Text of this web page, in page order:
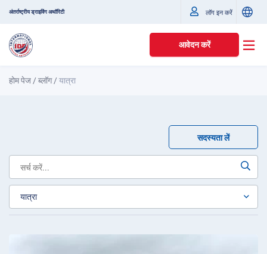
अंतर्राष्ट्रीय ड्राइविंग अथॉरिटी लॉग इन करें
आवेदन करें
होम पेज /ब्लॉग/यात्रा
सदस्यता लें